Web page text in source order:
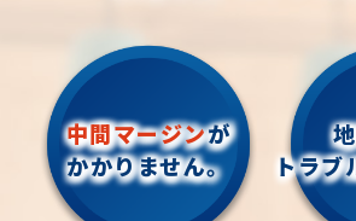
中間マージンが
かかりません。
トラブ